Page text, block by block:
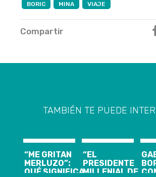
BORIC MINA VIAJE
Compartir
TAMBIÉN TE PUEDE
“ME GRITAN
MERLUZO”:
QUÉ SIGNIFICA
“EL
PRESIDENTE
MILLENIAL DE